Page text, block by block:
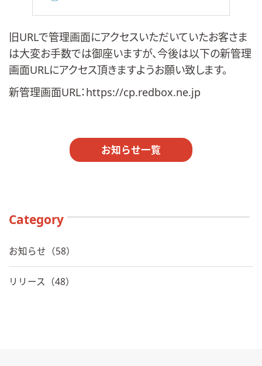
旧URLで管理画面にアクセスいただいていたお客さま
は大変お手数では御座いますが、今後は以下の新管理
画面URLにアクセス頂きますようお願い致します。
新管理画面URL：https://cp.redbox.ne.jp
お知らせ一覧
Category
お知らせ（58）
リリース（48）